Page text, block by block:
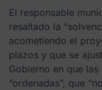
El responsable
resaltado la
acometiendo el
plazos y que se
Gobierno en que
“ordenadas”, que